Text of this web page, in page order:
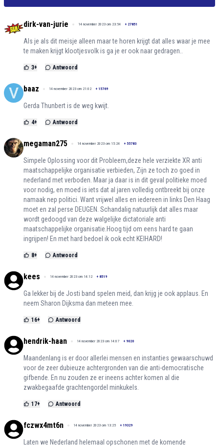
dirk-van-jurie 14 november 2023 om 23:54 + 27851
Als je als dit meisje alleen maar te horen krijgt dat alles waar je mee
te maken krijgt klootjesvolk is ga je er ook naar gedragen..
3+ Antwoord
baaz 14 november 2023 om 21:02 + 15769
Gerda Thunbert is de weg kwijt.
4+ Antwoord
megaman275 14 november 2023 om 15:24 + 55783
Simpele Oplossing voor dit Probleem,deze hele verziekte XR anti
maatschappelijke organisatie verbieden, Zijn ze toch zo goed in
nederland met verboden. Maar ja daar is in dit geval politieke moed
voor nodig, en moed is iets dat al jaren volledig ontbreekt bij onze
namaak nep politici. Want vrijwel alles en iedereen in links Den Haag
moet en zal perse DEUGEN. Schandalig natuurlijk dat alles maar
wordt gedoogd van deze walgelijke dictatoriale anti
maatschappelijke organisatie.Hoog tijd om eens hard te gaan
ingrijpen! En met hard bedoel ik ook echt KEIHARD!
8+ Antwoord
kees 14 november 2023 om 14:12 + 8519
Ga lekker bij de Josti band spelen meid, dan krijg je ook applaus. En
neem Sharon Dijksma dan meteen mee.
16+ Antwoord
hendrik-haan 14 november 2023 om 14:07 + 9020
Maandenlang is er door allerlei mensen en instanties gewaarschuwd
voor de zeer dubieuze achtergronden van die anti-democratische
gifbende. En nu zouden ze er ineens achter komen al die
zwakbegaafde grachtengordel minkukels.
17+ Antwoord
fczwx4mt6n 14 november 2023 om 13:25 + 19329
Laten we Nederland helemaal opschonen met de komende